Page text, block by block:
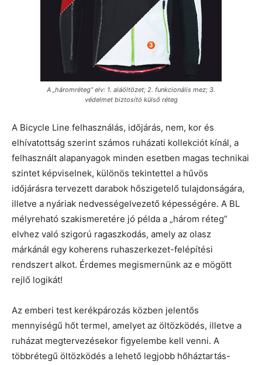
A „háromréteg” elv: 1. aláöltözet; 2. funkcionális mez; 3.
védelmet biztosító külső réteg
A Bicycle Line felhasználás, időjárás, nem, kor és
elhívatottság szerint számos ruházati kollekciót kínál, a
felhasznált alapanyagok minden esetben magas technikai
szintet képviselnek, különös tekintettel a hűvös
időjárásra tervezett darabok hőszigetelő tulajdonságára,
illetve a nyáriak nedvességelvezető képességére. A BL
mélyreható szakismeretére jó példa a „három réteg”
elvhez való szigorú ragaszkodás, amely az olasz
márkánál egy koherens ruhaszerkezet-felépítési
rendszert alkot. Érdemes megismernünk az e mögött
rejlő logikát!
Az emberi test kerékpározás közben jelentős
mennyiségű hőt termel, amelyet az öltözködés, illetve a
ruházat megtervezésekor figyelembe kell venni. A
többrétegű öltözködés a lehető legjobb hőháztartás-